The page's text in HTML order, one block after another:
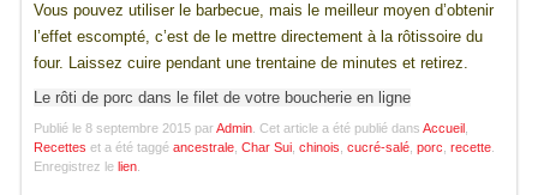
Vous pouvez utiliser le barbecue, mais le meilleur moyen d’obtenir
l’effet escompté, c’est de le mettre directement à la rôtissoire du
four. Laissez cuire pendant une trentaine de minutes et retirez.
Le rôti de porc dans le filet de votre boucherie en ligne
Publié le 8 septembre 2015 parAdmin. Cet article a été publié dans Accueil,
Recettes et a été taggé ancestrale, Char Sui, chinois cucré-salé, porc recette.
Enregistrez le lien.